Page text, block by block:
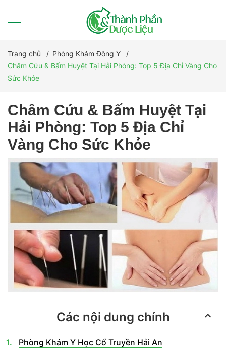
Trang chủ / Phòng Khám Đông Y
/
Châm Cứu & Bấm Huyệt Tại Hải Phòng: Top 5 Địa Chỉ Vàng Cho
Sức Khỏe
Châm Cứu & Bấm Huyệt Tại
Hải Phòng: Top 5 Địa Chỉ
Vàng Cho Sức Khỏe
Các nội dung chính
Phòng Khám Y Học Cổ Truyền Hải An